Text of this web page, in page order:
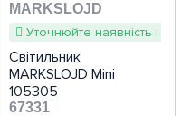
MARKSLOJD
Уточнюйте наявність і
Світильник
MARKSLOJD Mini
105305
67331